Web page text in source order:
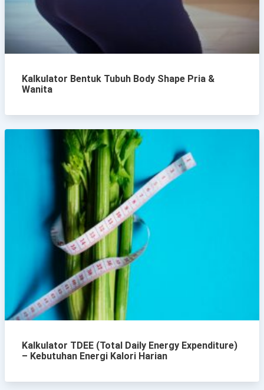
Kalkulator Bentuk Tubuh Body Shape Pria &
Wanita
Kalkulator TDEE (Total Daily Energy Expenditure)
– Kebutuhan Energi Kalori Harian